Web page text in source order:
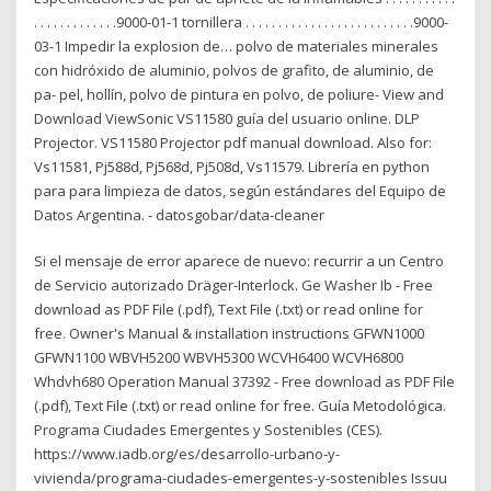
. . . . . . . . . . . . .9000-01-1 tornillera . . . . . . . . . . . . . . . . . . . . . . . . . .9000-
03-1 Impedir la explosion de… polvo de materiales minerales
con hidróxido de aluminio, polvos de grafito, de aluminio, de
pa- pel, hollín, polvo de pintura en polvo, de poliure- View and
Download ViewSonic VS11580 guía del usuario online. DLP
Projector. VS11580 Projector pdf manual download. Also for:
Vs11581, Pj588d, Pj568d, Pj508d, Vs11579. Librería en python
para para limpieza de datos, según estándares del Equipo de
Datos Argentina. - datosgobar/data-cleaner
Si el mensaje de error aparece de nuevo: recurrir a un Centro
de Servicio autorizado Dräger-Interlock. Ge Washer Ib - Free
download as PDF File (.pdf), Text File (.txt) or read online for
free. Owner's Manual & installation instructions GFWN1000
GFWN1100 WBVH5200 WBVH5300 WCVH6400 WCVH6800
Whdvh680 Operation Manual 37392 - Free download as PDF File
(.pdf), Text File (.txt) or read online for free. Guía Metodológica.
Programa Ciudades Emergentes y Sostenibles (CES).
https://www.iadb.org/es/desarrollo-urbano-y-
vivienda/programa-ciudades-emergentes-y-sostenibles Issuu